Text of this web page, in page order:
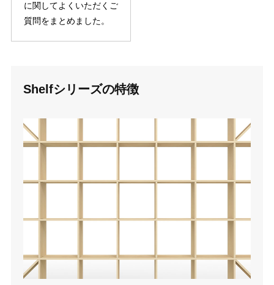
に関してよくいただくご
質問をまとめました。
Shelfシリーズの特徴